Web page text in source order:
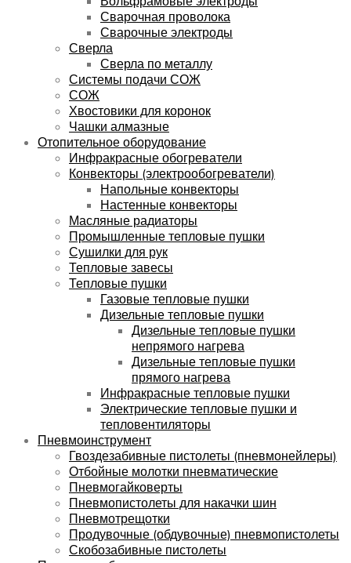
Сварочная проволока
Сварочные электроды
Сверла
Сверла по металлу
Системы подачи СОЖ
СОЖ
Хвостовики для коронок
Чашки алмазные
Отопительное оборудование
Инфракрасные обогреватели
Конвекторы (электрообогреватели)
Напольные конвекторы
Настенные конвекторы
Масляные радиаторы
Промышленные тепловые пушки
Сушилки для рук
Тепловые завесы
Тепловые пушки
Газовые тепловые пушки
Дизельные тепловые пушки
Дизельные тепловые пушки
непрямого нагрева
Дизельные тепловые пушки
прямого нагрева
Инфракрасные тепловые пушки
Электрические тепловые пушки и
тепловентиляторы
Пневмоинструмент
Гвоздезабивные пистолеты (пневмонейлеры)
Отбойные молотки пневматические
Пневмогайковерты
Пневмопистолеты для накачки шин
Пневмотрещотки
Продувочные (обдувочные) пневмопистолеты
Скобозабивные пистолеты